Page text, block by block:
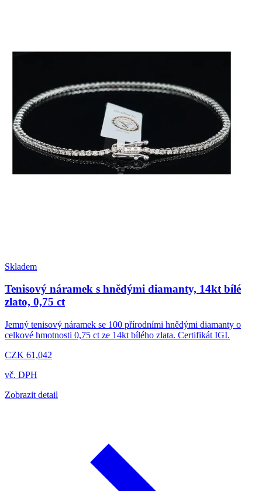
Skladem
Tenisový náramek s hnědými diamanty, 14kt bílé
zlato, 0,75 ct
Jemný tenisový náramek se 100 přírodními hnědými diamanty o
celkové hmotnosti 0,75 ct ze 14kt bílého zlata. Certifikát IGI.
CZK 61,042
vč. DPH
Zobrazit detail